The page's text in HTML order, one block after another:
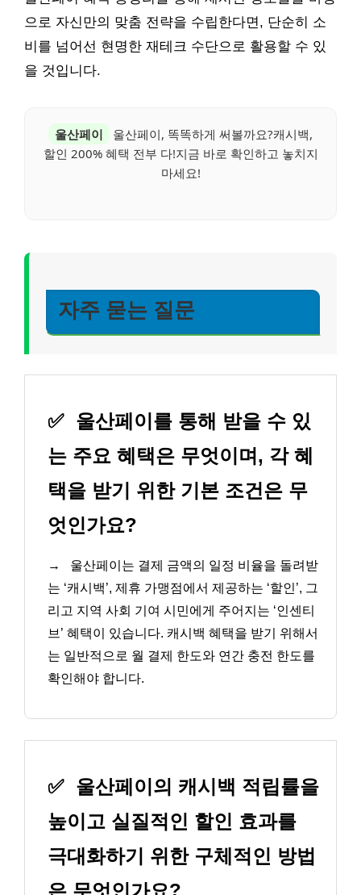
으로 자신만의 맞춤 전략을 수립한다면, 단순히 소
비를 넘어선 현명한 재테크 수단으로 활용할 수 있
을 것입니다.
울산페이
울산페이, 똑똑하게 써볼까요?캐시백,
할인 200% 혜택 전부 다!지금 바로 확인하고 놓치지
마세요!
자주 묻는 질문
✅ 울산페이를 통해 받을 수 있
는 주요 혜택은 무엇이며, 각 혜
택을 받기 위한 기본 조건은 무
엇인가요?
→
울산페이는 결제 금액의 일정 비율을 돌려받
는 ‘캐시백’, 제휴 가맹점에서 제공하는 ‘할인’, 그
리고 지역 사회 기여 시민에게 주어지는 ‘인센티
브’ 혜택이 있습니다. 캐시백 혜택을 받기 위해서
는 일반적으로 월 결제 한도와 연간 충전 한도를
확인해야 합니다.
✅ 울산페이의 캐시백 적립률을
높이고 실질적인 할인 효과를
극대화하기 위한 구체적인 방법
은 무엇인가요?